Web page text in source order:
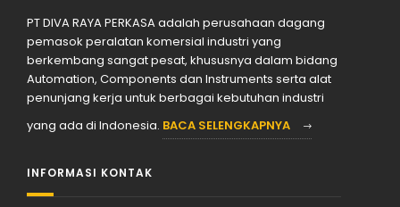
PT DIVA RAYA PERKASA adalah perusahaan dagang
pemasok peralatan komersial industri yang
berkembang sangat pesat, khususnya dalam bidang
Automation, Components dan Instruments serta alat
penunjang kerja untuk berbagai kebutuhan industri
yang ada di Indonesia. BACA SELENGKAPNYA
INFORMASI KONTAK